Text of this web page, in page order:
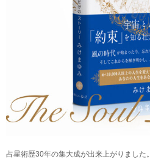
占星術歴30年の集大成が出来上がりました。